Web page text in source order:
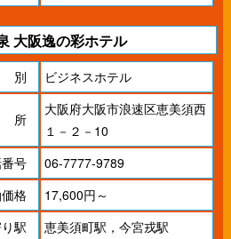
大阪逸の彩ホテル
別 ビジネスホテル
所
大阪府大阪市浪速区恵美須西
１－２－10
号
06-7777-9789
格
17,600円～
駅
恵美須町駅，今宮戎駅